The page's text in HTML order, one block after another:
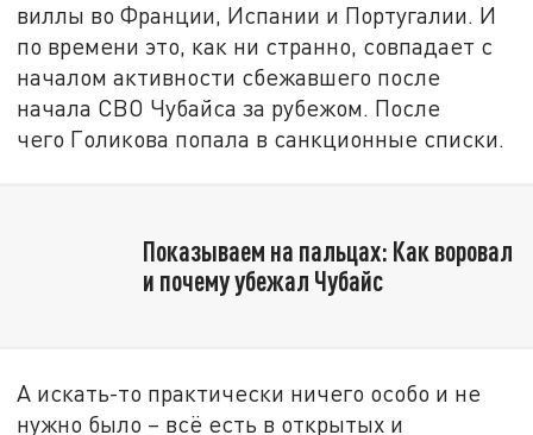
виллы во Франции, Испании и Португалии. И
по времени это, как ни странно, совпадает с
началом активности сбежавшего после
начала СВО Чубайса за рубежом. После
чего Голикова попала в санкционные списки.
Показываем на пальцах: Как воровал
и почему убежал Чубайс
А искать-то практически ничего особо и не
нужно было – всё есть в открытых и